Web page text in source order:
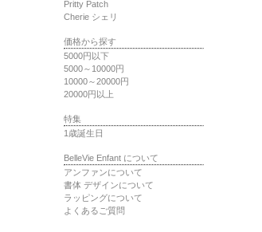
Pritty Patch
Cherie シェリ
価格から探す
5000円以下
5000～10000円
10000～20000円
20000円以上
特集
1歳誕生日
BelleVie Enfant について
アンファンについて
書体 デザインについて
ラッピングについて
よくあるご質問